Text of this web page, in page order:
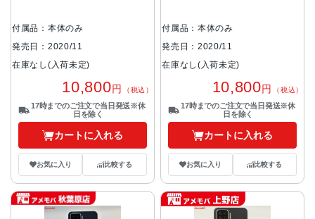
付属品：本体のみ
発売日：2020/11
在庫なし(入荷未定)
10,800円 （税込）
17時までのご注文で当日発送※休
日を除く
カートに入れる
お気に入り 比較する
付属品：本体のみ
発売日：2020/11
在庫なし(入荷未定)
10,800円 （税込）
17時までのご注文で当日発送※休
日を除く
カートに入れる
お気に入り 比較する